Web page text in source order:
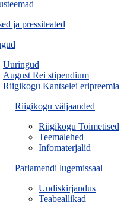
ja pressiteated
Uuringud
August Rei stipendium
Riigikogu Kantselei eripreemia
Riigikogu väljaanded
Riigikogu Toimetised
Teemalehed
Infomaterjalid
Parlamendi lugemissaal
Uudiskirjandus
Teabeallikad